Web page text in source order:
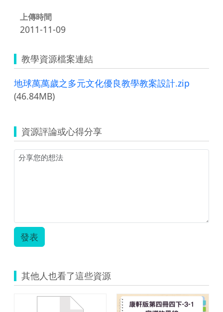
上傳時間
2011-11-09
教學資源檔案連結
地球萬萬歲之多元文化優良教學教案設計.zip
(46.84MB)
資源評論或心得分享
發表
其他人也看了這些資源